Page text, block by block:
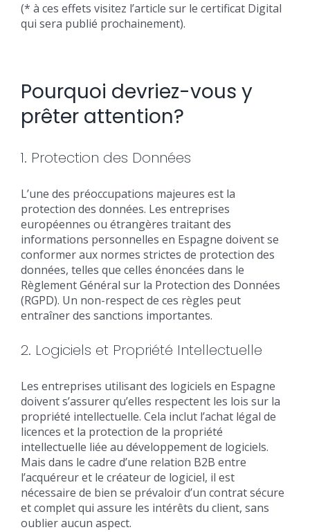
(* à ces effets visitez l’article sur le certificat Digital
qui sera publié prochainement).
Pourquoi devriez-vous y
prêter attention?
1. Protection des Données
L’une des préoccupations majeures est la
protection des données. Les entreprises
européennes ou étrangères traitant des
informations personnelles en Espagne doivent se
conformer aux normes strictes de protection des
données, telles que celles énoncées dans le
Règlement Général sur la Protection des Données
(RGPD). Un non-respect de ces règles peut
entraîner des sanctions importantes.
2. Logiciels et Propriété Intellectuelle
Les entreprises utilisant des logiciels en Espagne
doivent s’assurer qu’elles respectent les lois sur la
propriété intellectuelle. Cela inclut l’achat légal de
licences et la protection de la propriété
intellectuelle liée au développement de logiciels.
Mais dans le cadre d’une relation B2B entre
l’acquéreur et le créateur de logiciel, il est
nécessaire de bien se prévaloir d’un contrat sécure
et complet qui assure les intérêts du client, sans
oublier aucun aspect.